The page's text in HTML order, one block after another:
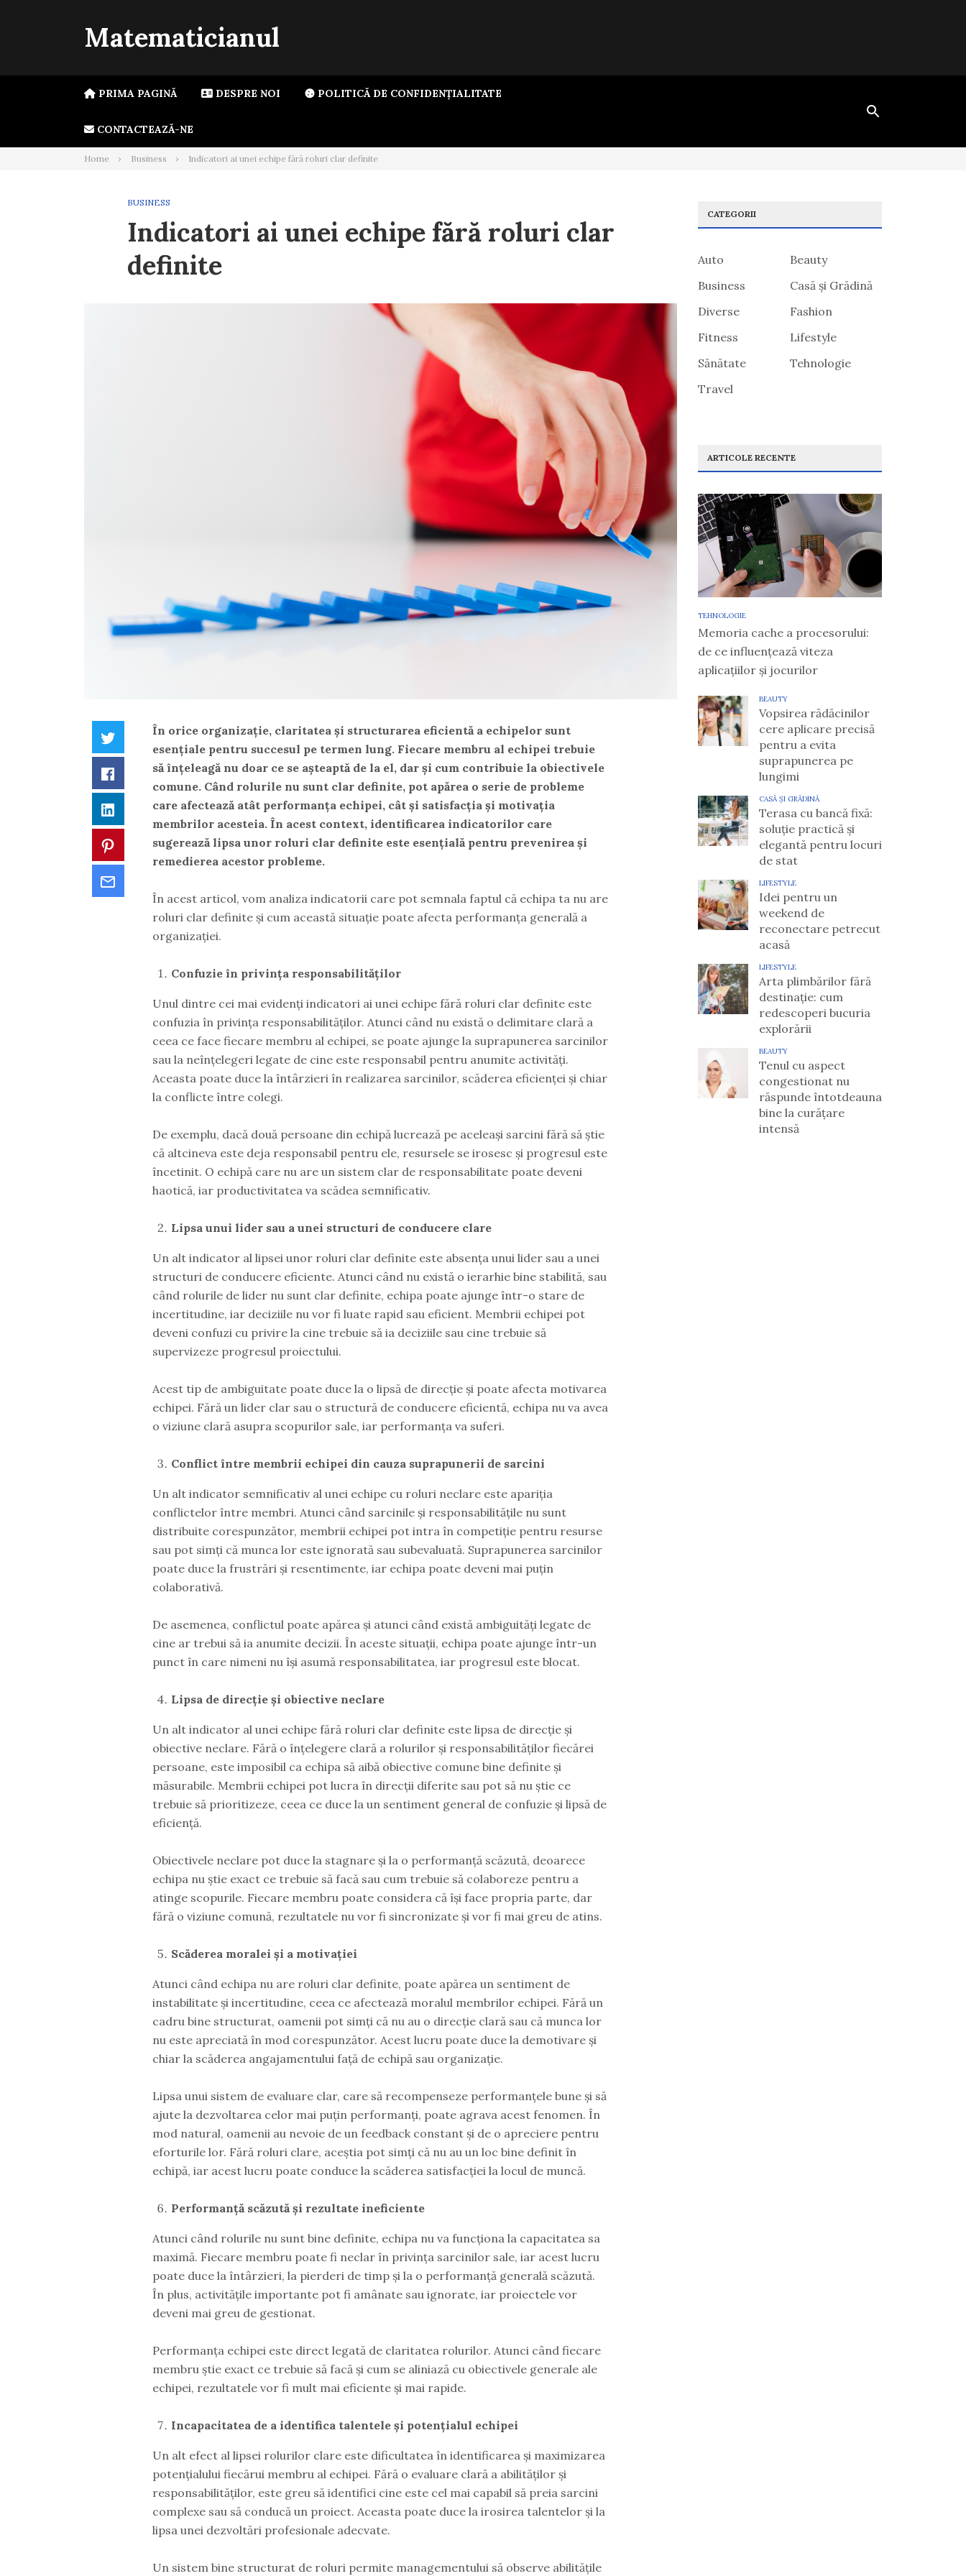
Matematicianul
PRIMA PAGINĂ DESPRE NOI POLITICĂ DE CONFIDENȚIALITATE
CONTACTEAZĂ-NE
Home Business Indicatori ai unei echipe fără roluri clar definite
BUSINESS
Indicatori ai unei echipe fără roluri clar
definite
Twitter
Facebook
LinkedIn
Pinterest
În orice organizație, claritatea și structurarea eficientă a echipelor sunt
esențiale pentru succesul pe termen lung. Fiecare membru al echipei trebuie
să înțeleagă nu doar ce se așteaptă de la el, dar și cum contribuie la obiectivele
comune. Când rolurile nu sunt clar definite, pot apărea o serie de probleme
care afectează atât performanța echipei, cât și satisfacția și motivația
membrilor acesteia. În acest context, identificarea indicatorilor care
sugerează lipsa unor roluri clar definite este esențială pentru prevenirea și
remedierea acestor probleme.
În acest articol, vom analiza indicatorii care pot semnala faptul că echipa ta nu are
roluri clar definite și cum această situație poate afecta performanța generală a
organizației.
Confuzie în privința responsabilităților
Unul dintre cei mai evidenți indicatori ai unei echipe fără roluri clar definite este
confuzia în privința responsabilităților. Atunci când nu există o delimitare clară a
ceea ce face fiecare membru al echipei, se poate ajunge la suprapunerea sarcinilor
sau la neînțelegeri legate de cine este responsabil pentru anumite activități.
Aceasta poate duce la întârzieri în realizarea sarcinilor, scăderea eficienței și chiar
la conflicte între colegi.
De exemplu, dacă două persoane din echipă lucrează pe aceleași sarcini fără să știe
că altcineva este deja responsabil pentru ele, resursele se irosesc și progresul este
încetinit. O echipă care nu are un sistem clar de responsabilitate poate deveni
haotică, iar productivitatea va scădea semnificativ.
Lipsa unui lider sau a unei structuri de conducere clare
Un alt indicator al lipsei unor roluri clar definite este absența unui lider sau a unei
structuri de conducere eficiente. Atunci când nu există o ierarhie bine stabilită, sau
când rolurile de lider nu sunt clar definite, echipa poate ajunge într-o stare de
incertitudine, iar deciziile nu vor fi luate rapid sau eficient. Membrii echipei pot
deveni confuzi cu privire la cine trebuie să ia deciziile sau cine trebuie să
supervizeze progresul proiectului.
Acest tip de ambiguitate poate duce la o lipsă de direcție și poate afecta motivarea
echipei. Fără un lider clar sau o structură de conducere eficientă, echipa nu va avea
o viziune clară asupra scopurilor sale, iar performanța va suferi.
Conflict între membrii echipei din cauza suprapunerii de sarcini
Un alt indicator semnificativ al unei echipe cu roluri neclare este apariția
conflictelor între membri. Atunci când sarcinile și responsabilitățile nu sunt
distribuite corespunzător, membrii echipei pot intra în competiție pentru resurse
sau pot simți că munca lor este ignorată sau subevaluată. Suprapunerea sarcinilor
poate duce la frustrări și resentimente, iar echipa poate deveni mai puțin
colaborativă.
De asemenea, conflictul poate apărea și atunci când există ambiguități legate de
cine ar trebui să ia anumite decizii. În aceste situații, echipa poate ajunge într-un
punct în care nimeni nu își asumă responsabilitatea, iar progresul este blocat.
Lipsa de direcție și obiective neclare
Un alt indicator al unei echipe fără roluri clar definite este lipsa de direcție și
obiective neclare. Fără o înțelegere clară a rolurilor și responsabilităților fiecărei
persoane, este imposibil ca echipa să aibă obiective comune bine definite și
măsurabile. Membrii echipei pot lucra în direcții diferite sau pot să nu știe ce
trebuie să prioritizeze, ceea ce duce la un sentiment general de confuzie și lipsă de
eficiență.
Obiectivele neclare pot duce la stagnare și la o performanță scăzută, deoarece
echipa nu știe exact ce trebuie să facă sau cum trebuie să colaboreze pentru a
atinge scopurile. Fiecare membru poate considera că își face propria parte, dar
fără o viziune comună, rezultatele nu vor fi sincronizate și vor fi mai greu de atins.
Scăderea moralei și a motivației
Atunci când echipa nu are roluri clar definite, poate apărea un sentiment de
instabilitate și incertitudine, ceea ce afectează moralul membrilor echipei. Fără un
cadru bine structurat, oamenii pot simți că nu au o direcție clară sau că munca lor
nu este apreciată în mod corespunzător. Acest lucru poate duce la demotivare și
chiar la scăderea angajamentului față de echipă sau organizație.
Lipsa unui sistem de evaluare clar, care să recompenseze performanțele bune și să
ajute la dezvoltarea celor mai puțin performanți, poate agrava acest fenomen. În
mod natural, oamenii au nevoie de un feedback constant și de o apreciere pentru
eforturile lor. Fără roluri clare, aceștia pot simți că nu au un loc bine definit în
echipă, iar acest lucru poate conduce la scăderea satisfacției la locul de muncă.
Performanță scăzută și rezultate ineficiente
Atunci când rolurile nu sunt bine definite, echipa nu va funcționa la capacitatea sa
maximă. Fiecare membru poate fi neclar în privința sarcinilor sale, iar acest lucru
poate duce la întârzieri, la pierderi de timp și la o performanță generală scăzută.
În plus, activitățile importante pot fi amânate sau ignorate, iar proiectele vor
deveni mai greu de gestionat.
Performanța echipei este direct legată de claritatea rolurilor. Atunci când fiecare
membru știe exact ce trebuie să facă și cum se aliniază cu obiectivele generale ale
echipei, rezultatele vor fi mult mai eficiente și mai rapide.
Incapacitatea de a identifica talentele și potențialul echipei
Un alt efect al lipsei rolurilor clare este dificultatea în identificarea și maximizarea
potențialului fiecărui membru al echipei. Fără o evaluare clară a abilităților și
responsabilităților, este greu să identifici cine este cel mai capabil să preia sarcini
complexe sau să conducă un proiect. Aceasta poate duce la irosirea talentelor și la
lipsa unei dezvoltări profesionale adecvate.
Un sistem bine structurat de roluri permite managementului să observe abilitățile
CATEGORII
Auto
Beauty
Business
Casă și Grădină
Diverse
Fashion
Fitness
Lifestyle
Sănătate
Tehnologie
Travel
ARTICOLE RECENTE
TEHNOLOGIE
Memoria cache a procesorului:
de ce influențează viteza
aplicațiilor și jocurilor
BEAUTY
Vopsirea rădăcinilor
cere aplicare precisă
pentru a evita
suprapunerea pe
lungimi
CASĂ ȘI GRĂDINĂ
Terasa cu bancă fixă:
soluție practică și
elegantă pentru locuri
de stat
LIFESTYLE
Idei pentru un
weekend de
reconectare petrecut
acasă
LIFESTYLE
Arta plimbărilor fără
destinație: cum
redescoperi bucuria
explorării
BEAUTY
Tenul cu aspect
congestionat nu
răspunde întotdeauna
bine la curățare
intensă